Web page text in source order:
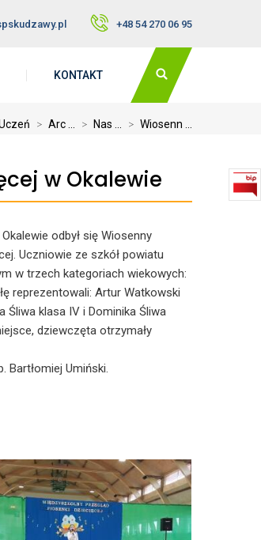
+48 54 270 06 95
KONTAKT
> Arc ... > Nas ... > Wiosenn ...
w Okalewie
odbył się Wiosenny
Uczniowie ze szkół powiatu
w trzech kategoriach wiekowych:
reprezentowali: Artur Watkowski
Śliwa klasa IV i Dominika Śliwa
dziewczęta otrzymały
Bartłomiej Umiński.